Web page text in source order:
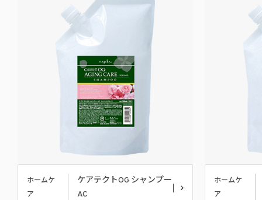
ホームケ
ア
ケアテクトOG シャンプー
AC
ホームケ
ア